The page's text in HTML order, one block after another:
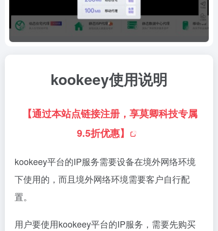
kookeey使用说明
【通过本站点链接注册，享莫卿科技专属
9.5折优惠】
kookeey平台的IP服务需要设备在境外网络环境
下使用的，而且境外网络环境需要客户自行配
置。
用户要使用kookeey平台的IP服务，需要先购买